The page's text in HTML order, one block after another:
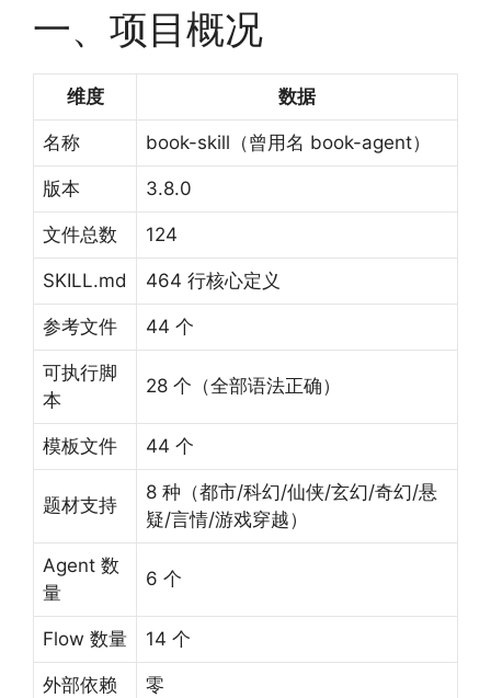
一、项目概况
维度 数据
名称 book-skill（曾用名 book-agent）
版本 3.8.0
文件总数 124
SKILL.md 464 行核心定义
参考文件 44 个
可执行脚
本
28 个（全部语法正确）
模板文件 44 个
题材支持
8 种（都市/科幻/仙侠/玄幻/奇幻/悬
疑/言情/游戏穿越）
Agent 数
量
6 个
Flow 数量 14 个
外部依赖 零